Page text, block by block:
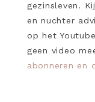
gezinsleven.
en nuchter
op het
geen video
abonneren en